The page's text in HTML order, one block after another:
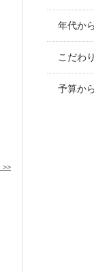
>>
年代か
こだわり
予算か